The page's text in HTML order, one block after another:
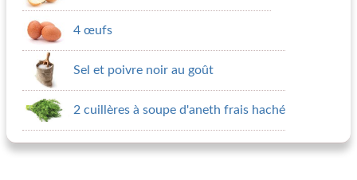
4 œufs
Sel et poivre noir au goût
2 cuillères à soupe d'aneth frais haché